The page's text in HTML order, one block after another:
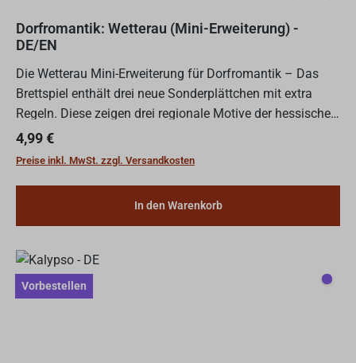
Dorfromantik: Wetterau (Mini-Erweiterung) -
DE/EN
Die Wetterau Mini-Erweiterung für Dorfromantik – Das
Brettspiel enthält drei neue Sonderplättchen mit extra
Regeln. Diese zeigen drei regionale Motive der hessischen
Wetterau: den Adolfsturm, den Pegasus und den Winte...
Regulärer Preis:
4,99 €
Preise inkl. MwSt. zzgl. Versandkosten
In den Warenkorb
Vorbestellen